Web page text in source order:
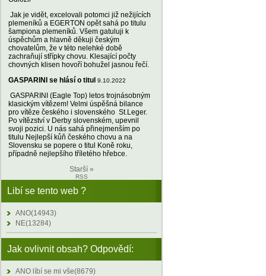
Jak je vidět, excelovali potomci již nežijících
plemeníků a EGERTON opět sahá po titulu
šampiona plemeníků. Všem gatuluji k
úspěchům a hlavně děkuji českým
chovatelům, že v této nelehké době
zachraňují střípky chovu. Klesající počty
chovných klisen hovoří bohužel jasnou řečí.
GASPARINI se hlásí o titul 9.10.2022
GASPARINI (Eagle Top) letos trojnásobným
klasickým vítězem! Velmi úspěšná bilance
pro vítěze českého i slovenského St.Leger.
Po vítězství v Derby slovenském, upevnil
svoji pozici. U nás sahá přinejmenším po
titulu Nejlepší kůň českého chovu a na
Slovensku se popere o titul Koně roku,
případně nejlepšího tříletého hřebce.
Starší »
RSS
Libí se tento web ?
ANO(14943)
NE(13284)
Jak ovlivnit obsah? Odpovědí:
ANO líbí se mi vše(8679)